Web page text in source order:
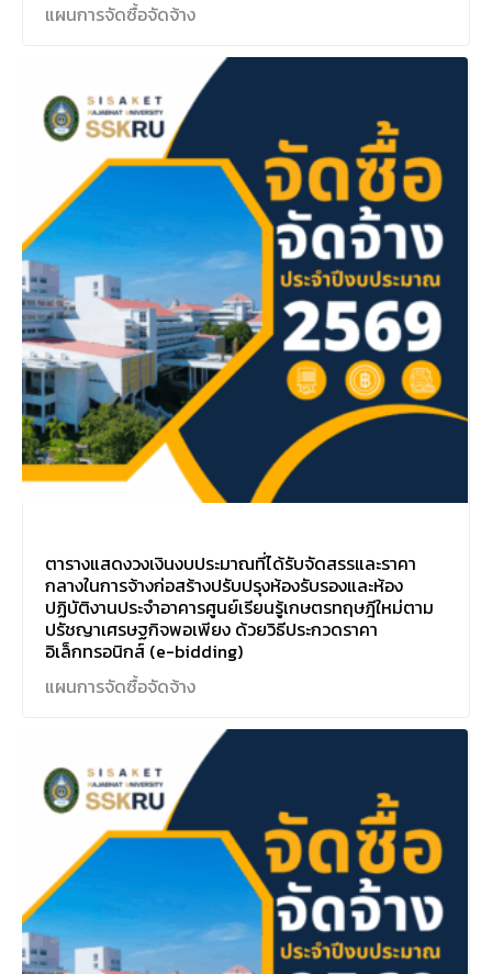
แผนการจัดซื้อจัดจ้าง
ตารางแสดงวงเงินงบประมาณที่ได้รับจัดสรรและราคา
กลางในการจ้างก่อสร้างปรับปรุงห้องรับรองและห้อง
ปฏิบัติงานประจำอาคารศูนย์เรียนรู้เกษตรทฤษฎีใหม่ตาม
ปรัชญาเศรษฐกิจพอเพียง ด้วยวิธีประกวดราคา
อิเล็กทรอนิกส์ (e-bidding)
แผนการจัดซื้อจัดจ้าง